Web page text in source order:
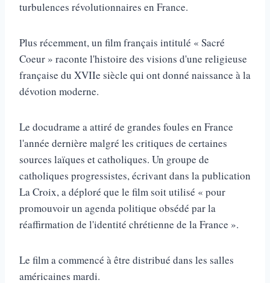
turbulences révolutionnaires en France.
Plus récemment, un film français intitulé « Sacré
Coeur » raconte l'histoire des visions d'une religieuse
française du XVIIe siècle qui ont donné naissance à la
dévotion moderne.
Le docudrame a attiré de grandes foules en France
l'année dernière malgré les critiques de certaines
sources laïques et catholiques. Un groupe de
catholiques progressistes, écrivant dans la publication
La Croix, a déploré que le film soit utilisé « pour
promouvoir un agenda politique obsédé par la
réaffirmation de l'identité chrétienne de la France ».
Le film a commencé à être distribué dans les salles
américaines mardi.